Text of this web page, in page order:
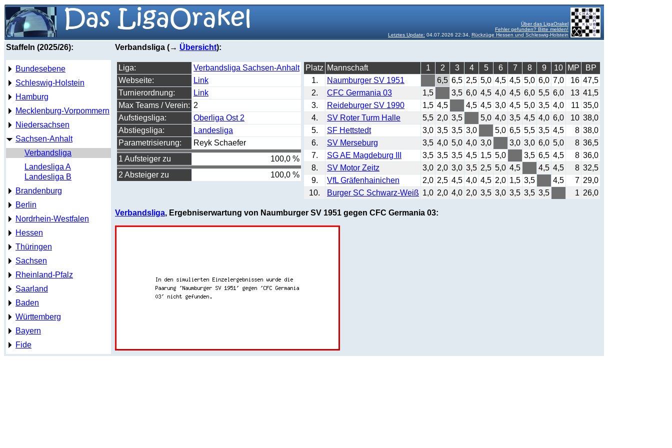
Über das LigaOrakel
Fehler gefunden? Bitte melden!
Letztes Update: 04.07.2026 22:34, Rückzüge Hessen und Schleswig-Holstein
Staffeln (2025/26):
Bundesebene
Schleswig-Holstein
Hamburg
Mecklenburg-Vorpommern
Niedersachsen
Sachsen-Anhalt
Verbandsliga
Landesliga A
Landesliga B
Brandenburg
Berlin
Nordrhein-Westfalen
Hessen
Thüringen
Sachsen
Rheinland-Pfalz
Saarland
Baden
Württemberg
Bayern
Fide
Verbandsliga (→ Übersicht):
Liga:
Verbandsliga Sachsen-Anhalt
Webseite:
Link
Turnierordnung:
Link
Max Teams / Verein: 2
Aufstiegsliga:
Oberliga Ost 2
Abstiegsliga:
Landesliga
Parametrisierung:
Reyk Schaefer
1 Aufsteiger zu
100,0 %
2 Absteiger zu
100,0 %
Platz Mannschaft 1 2 3 4 5 6 7 8 9 10 MP
BP
1.
Naumburger SV 1951 6,5 6,5 2,5 5,0 4,5 4,5 5,0 6,0 7,0 16 47,5
2.
CFC Germania 03 1,5 3,5 6,0 4,5 4,0 4,5 6,0 5,5 6,0 13 41,5
3.
Reideburger SV 1990 1,5 4,5 4,5 4,5 3,0 4,5 5,0 3,5 4,0 11 35,0
4.
SV Roter Turm Halle 5,5 2,0 3,5 5,0 4,0 3,5 4,5 4,0 6,0 10 38,0
5.
SF Hettstedt 3,0 3,5 3,5 3,0 5,0 6,5 5,5 3,5 4,5 8 38,0
6.
SV Merseburg 3,5 4,0 5,0 4,0 3,0 3,0 3,0 6,0 5,0 8 36,5
7.
SG AE Magdeburg III 3,5 3,5 3,5 4,5 1,5 5,0 3,5 6,5 4,5 8 36,0
8.
SV Motor Zeitz 3,0 2,0 3,0 3,5 2,5 5,0 4,5 4,5 4,5 8 32,5
9.
VfL Gräfenhainichen 2,0 2,5 4,5 4,0 4,5 2,0 1,5 3,5 4,5 7 29,0
10.
Burger SC Schwarz-Weiß 1,0 2,0 4,0 2,0 3,5 3,0 3,5 3,5 3,5 1 26,0
Verbandsliga, Ergebniserwartung von Naumburger SV 1951 gegen CFC Germania 03: